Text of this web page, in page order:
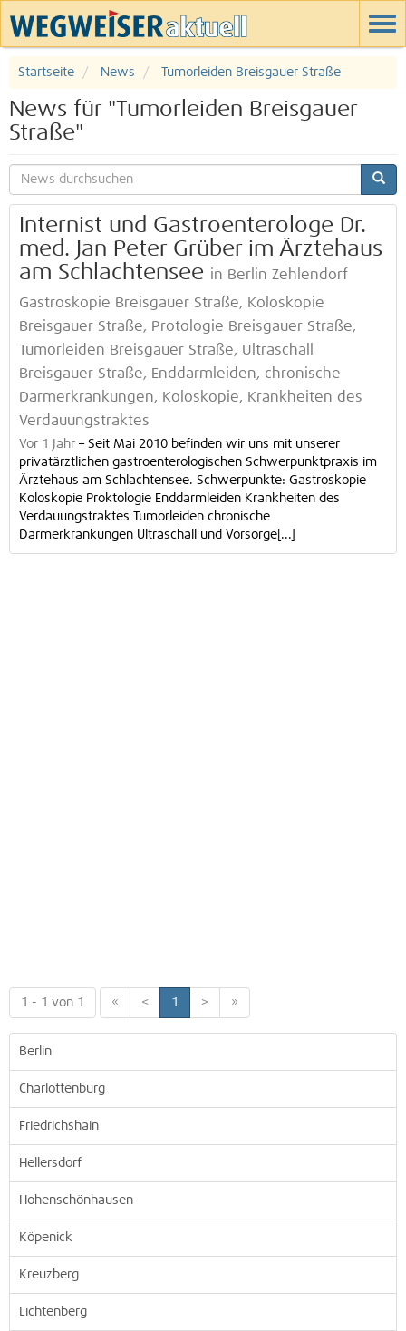
Startseite News Tumorleiden Breisgauer Straße
News für "Tumorleiden Breisgauer
Straße"
Internist und Gastroenterologe Dr.
med. Jan Peter Grüber im Ärztehaus
am Schlachtensee in Berlin Zehlendorf
Gastroskopie Breisgauer Straße, Koloskopie
Breisgauer Straße, Protologie Breisgauer Straße,
Tumorleiden Breisgauer Straße, Ultraschall
Breisgauer Straße, Enddarmleiden, chronische
Darmerkrankungen, Koloskopie, Krankheiten des
Verdauungstraktes
Vor 1 Jahr – Seit Mai 2010 befinden wir uns mit unserer
privatärztlichen gastroenterologischen Schwerpunktpraxis im
Ärztehaus am Schlachtensee. Schwerpunkte: Gastroskopie
Koloskopie Proktologie Enddarmleiden Krankheiten des
Verdauungstraktes Tumorleiden chronische
Darmerkrankungen Ultraschall und Vorsorge[...]
1 - 1 von 1 « < 1 > »
Berlin
Charlottenburg
Friedrichshain
Hellersdorf
Hohenschönhausen
Köpenick
Kreuzberg
Lichtenberg